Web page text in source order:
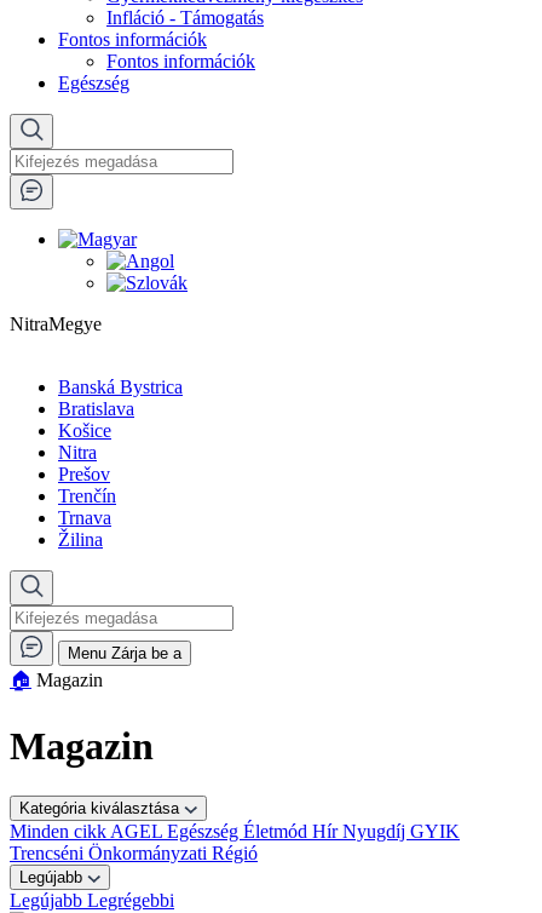
Infláció - Támogatás
Fontos információk
Fontos információk
Egészség
NitraMegye
Banská Bystrica
Bratislava
Košice
Nitra
Prešov
Trenčín
Trnava
Žilina
Menu Zárja be a
🏠︎ Magazin
Magazin
Kategória kiválasztása
Minden cikk AGEL Egészség Életmód HírNyugdíj GYIK
Trencséni Önkormányzati Régió
Legújabb
Legújabb Legrégebbi